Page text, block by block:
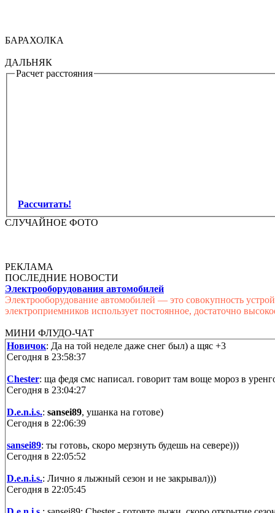
БАРАХОЛКА
ДАЛЬНЯК
Расчет расстояния
Рассчитать!
СЛУЧАЙНОЕ ФОТО
РЕКЛАМА
ПОСЛЕДНИЕ НОВОСТИ
Электрооборудования автомобилей
Электрооборудование автомобилей — это совокупность
электроприемников использует постоянное, достаточно
МИНИ ФЛУДО-ЧАТ
Новичок: Да на той неделе даже снег был) а щяс +3
Сегодня в 23:58:37
Chester: ща федя смс написал. говорит там воще мороз в
Сегодня в 23:04:27
D.e.n.i.s.: sansei89, ушанка на готове)
Сегодня в 22:06:39
sansei89: ты готовь, скоро мерзнуть будешь на севере)))
Сегодня в 22:05:52
D.e.n.i.s.: Лично я лыжный сезон и не закрывал)))
Сегодня в 22:05:45